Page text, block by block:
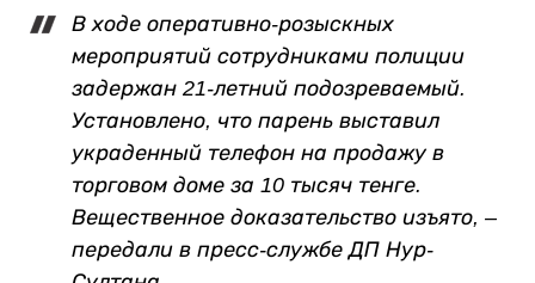
В ходе оперативно-розыскных
мероприятий сотрудниками полиции
задержан 21-летний подозреваемый.
Установлено, что парень выставил
украденный телефон на продажу в
торговом доме за 10 тысяч тенге.
Вещественное доказательство изъято, –
передали в пресс-службе ДП Нур-